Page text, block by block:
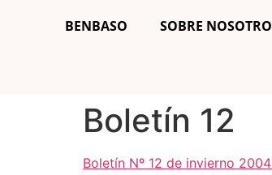
BENBASO SOBRE
Boletín 12
Boletín Nº 12 de invierno